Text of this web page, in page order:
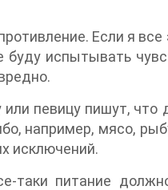
Если я все
буду испытывать
певицу пишут, что
например, мясо,
исключений.
таки питание